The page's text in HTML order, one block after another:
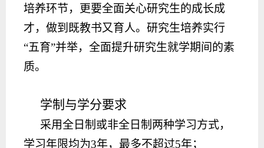
培养环节，更要全面关心研究生的成长成
才，做到既教书又育人。研究生培养实行
“五育”并举，全面提升研究生就学期间的素
质。
学制与学分要求
采用全日制或非全日制两种学习方式，
学习年限均为3年，最多不超过5年；